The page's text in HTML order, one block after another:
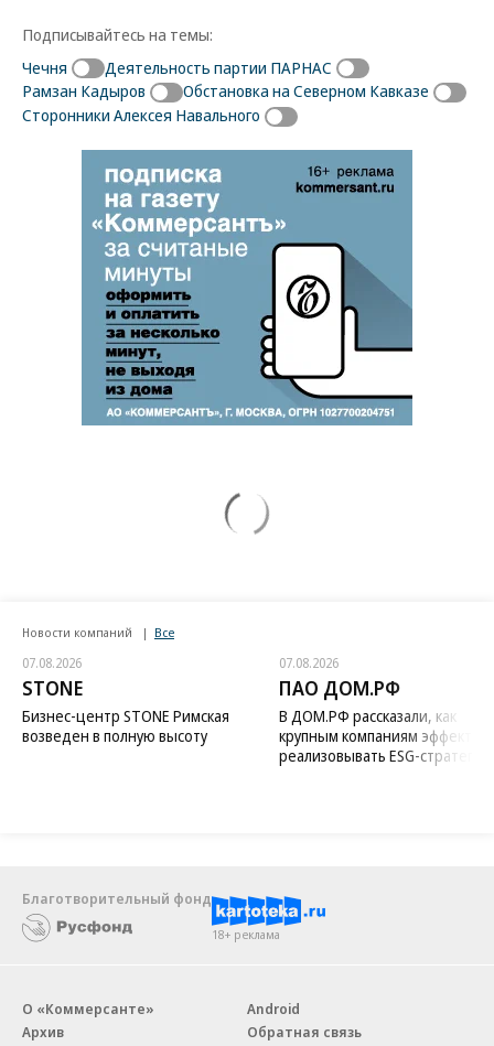
Подписывайтесь на темы:
Чечня
Деятельность партии ПАРНАС
Рамзан Кадыров
Обстановка на Северном Кавказе
Сторонники Алексея Навального
Новости компаний Все
07.08.2026
STONE
Бизнес-центр STONE Римская
возведен в полную высоту
07.08.2026
ПАО ДОМ.РФ
В ДОМ.РФ рассказали, как
крупным компаниям
реализовывать ESG-стратегию
Благотворительный фонд
18+ реклама
О «Коммерсанте»
Архив
Android
Обратная связь